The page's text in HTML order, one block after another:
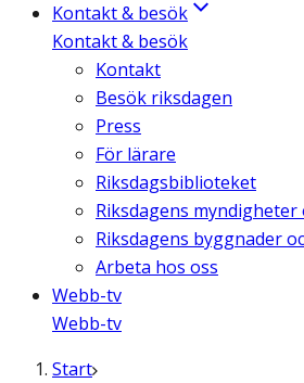
Kontakt & besök
Kontakt & besök
Kontakt
Besök riksdagen
Press
För lärare
Riksdagsbiblioteket
Riksdagens
Riksdagens byggnader
Arbeta hos oss
Webb-tv
Webb-tv
Start